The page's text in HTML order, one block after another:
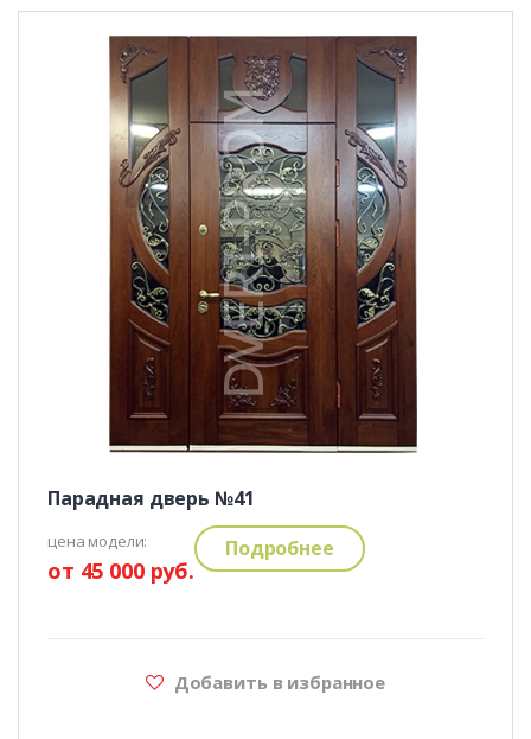
Парадная дверь №41
цена модели:
от 45 000 руб.
Подробнее
Добавить в избранное